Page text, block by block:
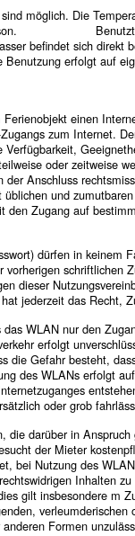
Die Temperatur
Benutzt
befindet sich
auf eigene
einen
zum Internet.
oder zeitweise
Anschluss
und
den Zugang auf
dürfen in keinem
schriftlichen
dieser
jederzeit das Recht,
WLAN nur den
erfolgt
die Gefahr besteht,
des WLANs erfolgt
oder grob
die darüber in Anspruch
der Mieter
bei Nutzung des
Inhalten
gilt insbesondere m
verleumderischen
Formen